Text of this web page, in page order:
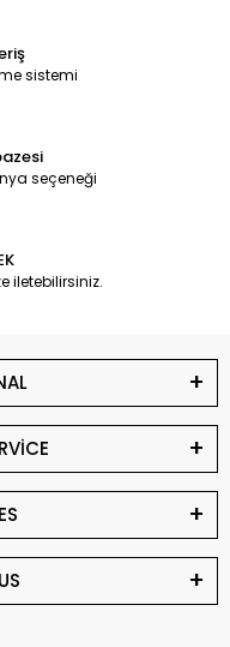
sistemi
seçeneği
iletebilirsiniz.